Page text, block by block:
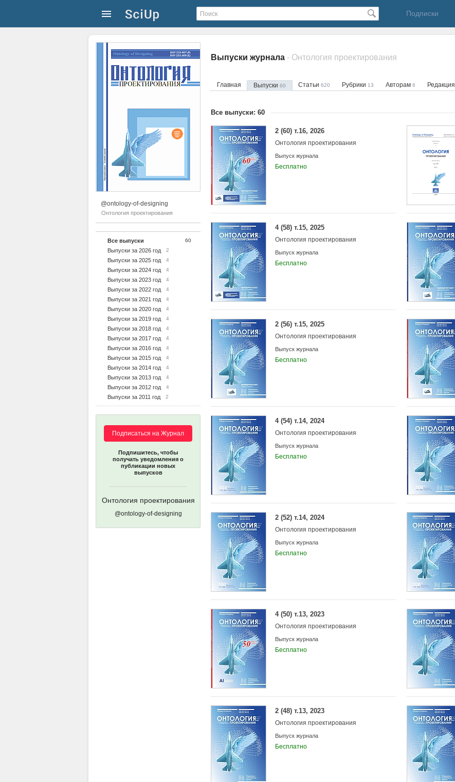
Подписки
@ontology-of-designing
Онтология проектирования
Все выпуски 60
Выпуски за 2026 год 2
Выпуски за 2025 год 4
Выпуски за 2024 год 4
Выпуски за 2023 год 4
Выпуски за 2022 год 4
Выпуски за 2021 год 4
Выпуски за 2020 год 4
Выпуски за 2019 год 4
Выпуски за 2018 год 4
Выпуски за 2017 год 4
Выпуски за 2016 год 4
Выпуски за 2015 год 4
Выпуски за 2014 год 4
Выпуски за 2013 год 4
Выпуски за 2012 год 4
Выпуски за 2011 год 2
Подписаться на Журнал
Подпишитесь, чтобы
получать уведомления о
публикации новых
выпусков
Онтология проектирования
@ontology-of-designing
Выпуски журнала - Онтология проектирования
Главная Выпуски 60 Статьи 620 Рубрики 13 Авторам 6 Редакция
Все выпуски: 60
2 (60) т.16, 2026
Онтология проектирования
Выпуск журнала
Бесплатно
4 (58) т.15, 2025
Онтология проектирования
Выпуск журнала
Бесплатно
2 (56) т.15, 2025
Онтология проектирования
Выпуск журнала
Бесплатно
4 (54) т.14, 2024
Онтология проектирования
Выпуск журнала
Бесплатно
2 (52) т.14, 2024
Онтология проектирования
Выпуск журнала
Бесплатно
4 (50) т.13, 2023
Онтология проектирования
Выпуск журнала
Бесплатно
2 (48) т.13, 2023
Онтология проектирования
Выпуск журнала
Бесплатно